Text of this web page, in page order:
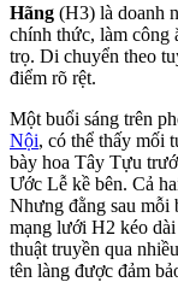
Hãng (H3) là doanh
chính thức, làm công
trọ. Di chuyển theo
điểm rõ rệt.
Một buổi sáng trên
Nội, có thể thấy mối
bày hoa Tây Tựu
Ước Lễ kề bên. Cả
Nhưng đằng sau mỗi
mạng lưới H2 kéo
thuật truyền qua
tên làng được đảm